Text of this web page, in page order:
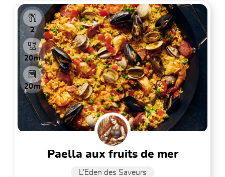
2
20m
20m
paella aux fruits de mer
L'Eden des Saveurs